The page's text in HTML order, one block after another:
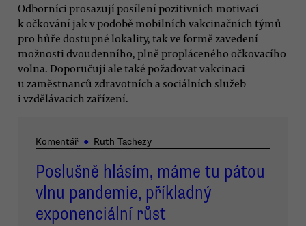
Odborníci prosazují posílení pozitivních motivací
k očkování jak v podobě mobilních vakcinačních týmů
pro hůře dostupné lokality, tak ve formě zavedení
možnosti dvoudenního, plně propláceného očkovacího
volna. Doporučují ale také požadovat vakcinaci
u zaměstnanců zdravotních a sociálních služeb
i vzdělávacích zařízení.
Komentář ● Ruth Tachezy
Poslušně hlásím, máme tu pátou
vlnu pandemie, příkladný
exponenciální růst